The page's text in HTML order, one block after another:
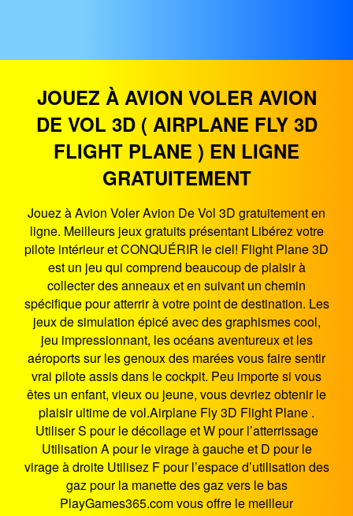
JOUEZ À AVION VOLER AVION
DE VOL 3D ( AIRPLANE FLY 3D
FLIGHT PLANE ) EN LIGNE
GRATUITEMENT
Jouez à Avion Voler Avion De Vol 3D gratuitement en
ligne. Meilleurs jeux gratuits présentant Libérez votre
pilote intérieur et CONQUÉRIR le ciel! Flight Plane 3D
est un jeu qui comprend beaucoup de plaisir à
collecter des anneaux et en suivant un chemin
spécifique pour atterrir à votre point de destination. Les
jeux de simulation épicé avec des graphismes cool,
jeu impressionnant, les océans aventureux et les
aéroports sur les genoux des marées vous faire sentir
vrai pilote assis dans le cockpit. Peu importe si vous
êtes un enfant, vieux ou jeune, vous devriez obtenir le
plaisir ultime de vol.Airplane Fly 3D Flight Plane .
Utiliser S pour le décollage et W pour l’atterrissage
Utilisation A pour le virage à gauche et D pour le
virage à droite Utilisez F pour l’espace d’utilisation des
gaz pour la manette des gaz vers le bas
PlayGames365.com vous offre le meilleur